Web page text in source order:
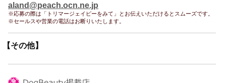
aland@peach.ocn.ne.jp
※応募の際は「トリマージェイピーをみて」とお伝えいただけるとスムーズです。
※セールスや営業の電話はお断りいたします。
【その他】